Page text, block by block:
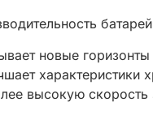
батарей
новые
характеристики
высокую скорость